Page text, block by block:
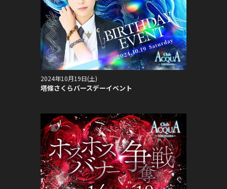
2024年10月19日(土)
塔條さくらバースデーイベント